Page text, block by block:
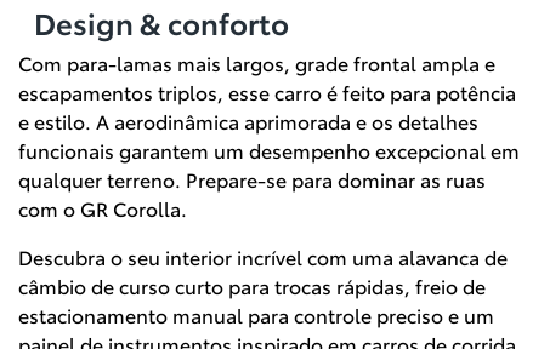
Design & conforto
Com para-lamas mais largos, grade frontal ampla e
escapamentos triplos, esse carro é feito para potência
e estilo. A aerodinâmica aprimorada e os detalhes
funcionais garantem um desempenho excepcional em
qualquer terreno. Prepare-se para dominar as ruas
com o GR Corolla.
Descubra o seu interior incrível com uma alavanca de
câmbio de curso curto para trocas rápidas, freio de
estacionamento manual para controle preciso e um